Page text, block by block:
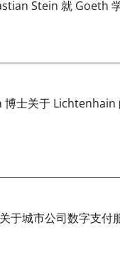
Stein 就 Goeth
士关于 Lichtenhain
于城市公司数字支付